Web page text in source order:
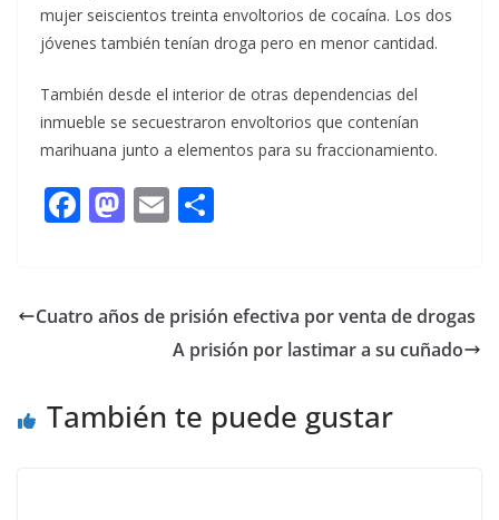
mujer seiscientos treinta envoltorios de cocaína. Los dos
jóvenes también tenían droga pero en menor cantidad.
También desde el interior de otras dependencias del
inmueble se secuestraron envoltorios que contenían
marihuana junto a elementos para su fraccionamiento.
F
b
k
M
d
E
l p
ar
r
Cuatro años de prisión efectiva por venta de drogas
A prisión por lastimar a su cuñado
También te puede gustar